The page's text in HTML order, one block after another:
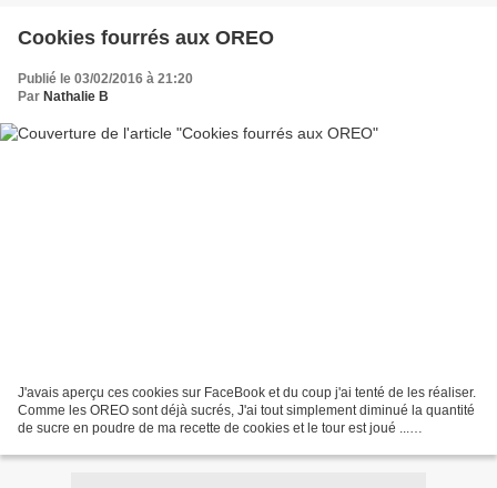
Cookies fourrés aux OREO
Publié le 03/02/2016 à 21:20
Par Nathalie B
J'avais aperçu ces cookies sur FaceBook et du coup j'ai tenté de les réaliser.
Comme les OREO sont déjà sucrés, J'ai tout simplement diminué la quantité
de sucre en poudre de ma recette de cookies et le tour est joué ...